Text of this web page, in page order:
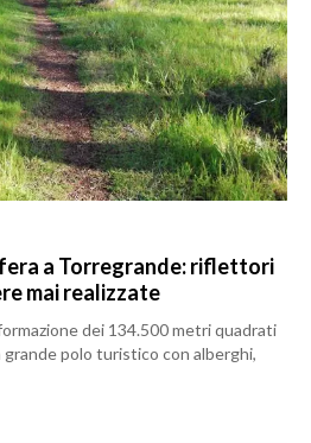
a Torregrande: riflettori
mai realizzate
dei 134.500 metri quadrati
grande polo turistico con alberghi,